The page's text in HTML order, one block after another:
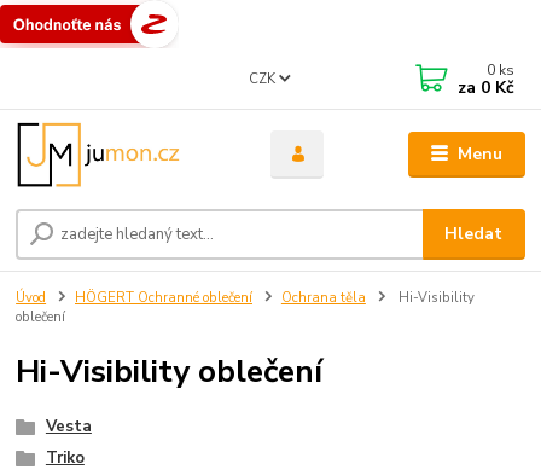
Menu
CZK
Hledat
0 ks
za 0 Kč
Úvod HÖGERT Ochranné oblečení Ochrana těla
Hi-Visibility
oblečení
Hi-Visibility oblečení
Vesta
Triko